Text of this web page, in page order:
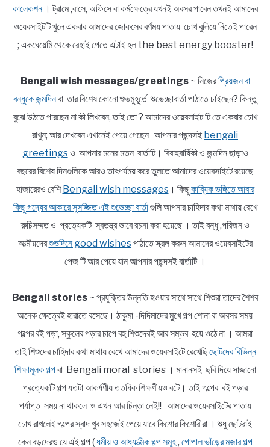
কালেকশন। ট্রামে ,বাসে, অফিসে বা কর্মক্ষেত্রে যখনই অবসর পাবেন তখনই আমাদের
ওয়েবসাইটটি খুলে একবার আমাদের জোকসের বর্ণময় পাতায় চোখ বুলিয়ে নিতেই পারেন
; একঘেয়েমি থেকে রেহাই পেতে এটাই হল the best energy booster!
Bengali wish messages/greetings~ নিজেরপ্রিয়জন বা
বন্ধুকে জন্মদিনবা তার বিশেষ কোনো শুভমুহূর্তে শুভেচ্ছাবার্তা পাঠাতে চাইছেন? কিন্তু
বুঝে উঠতে পারছেন না কী লিখবেন, তাই তো ? আমাদের ওয়েবসাইট টি তে একবার চোখ
রাখুন; আর দেখবেন এখানেই পেয়ে গেছেন আপনার পছন্দসই bengali
greetingsও আপনার মনের মতন বার্তাটি। বিবাহবার্ষিকী ও জন্মদিন ছাড়াও
বছরের বিশেষ দিনগুলিকে আরও তাৎপর্যময় করে তুলতে আমাদের ওয়েবসাইটে রয়েছে
হাজারেরও বেশিBengali wish messages। কিছুকাব্যিক ভঙ্গিতে আবার
কিছু গদ্যের আকারে সুসজ্জিত এই শুভেচ্ছা বার্তাগুলি আপনার চাহিদার কথা মাথায় রেখে
রুচিসম্মত ও প্রত্যেকটি স্বতন্ত্র ভাবে রচনা করা হয়েছে । তাই বন্ধু ,পরিজন ও
আত্মীয়দেরশুভদিনে good wishesপাঠাতে স্ক্রল করুন আমাদের ওয়েবসাইটের
পেজ টি আর পেয়ে যান আপনার পছন্দসই বার্তাটি ।
Bengali stories ~ প্রযুক্তির উন্নতি হওয়ার সাথে সাথে শিশুরা তাদের শৈশব
অনেক ক্ষেত্রেই হারাতে বসেছে। ঠাকুমা -দিদিমাদের মুখে গল্প শোনা বা অবসর সময়
গল্পের বই পড়া, স্কুলের পড়ার চাপে বহু শিশুদেরই আর সম্ভব হয়ে ওঠে না । আমরা
তাই শিশুদের চাহিদার কথা মাথায় রেখে আমাদের ওয়েবসাইটে রেখেছিছোটদের বিভিন্ন
শিক্ষামূলক গল্পবা Bengali moral stories । মানানসই ছবি দিয়ে সাজানো
প্রত্যেকটি গল্প যতটা আকর্ষণীয় ততধিক শিক্ষণীয়ও বটে। তাই গল্পের বই পড়ার
পর্যাপ্ত সময় না থাকলে ও এখন আর চিন্তা নেই!! আমাদের ওয়েবসাইটের পাতায়
চোখ রাখলেই গল্পের স্বাদ খুব সহজেই পেয়ে যাবে কিশোর কিশোরীরা । শুধু ছোটরাই
কেন বড়দেরও যে এই গল্প ( ধর্মীয় ও আধ্যাত্মিক গল্প সমূহ, গোপাল ভাঁড়ের মজার গল্প